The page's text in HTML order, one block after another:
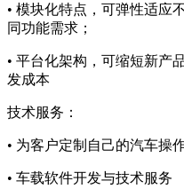
• 模块化特点，可弹性适应
同功能需求；
• 平台化架构，可缩短新产
发成本
技术服务：
• 为客户定制自己的汽车操
• 车载软件开发与技术服务